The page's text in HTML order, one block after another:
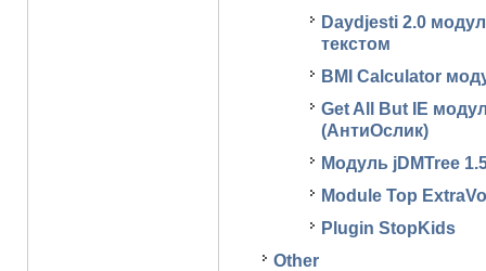
Daydjesti 2.0
текстом
BMI Calculator
Get All But IE
(АнтиОслик)
Модуль jDMTree
Module Top
Plugin StopKids
Other